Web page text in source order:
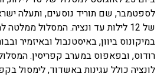
לספטמבר, שם תוריד נוסעים, ותעלה
של 12 לילות עד ונציה. המסלול
במיקונוס ביוון, באיסטנבול ובאיזמיר
רודוס, ובפאפוס במערב קפריסין.
לונציה כולל עגינות באשדוד, לימסול